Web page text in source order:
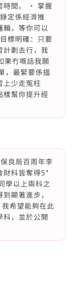
時間。 • 掌握
定係經濟推
輯，等你可以
標明確：只要
計劃去行，我
果冇嘅話我願
，最緊要係搵
上少走冤枉
樣幫你提升經
良局百周年李
財科皆奪得5*
學以上兩科之
顯著進步，
希望能夠在此
科，並於公開